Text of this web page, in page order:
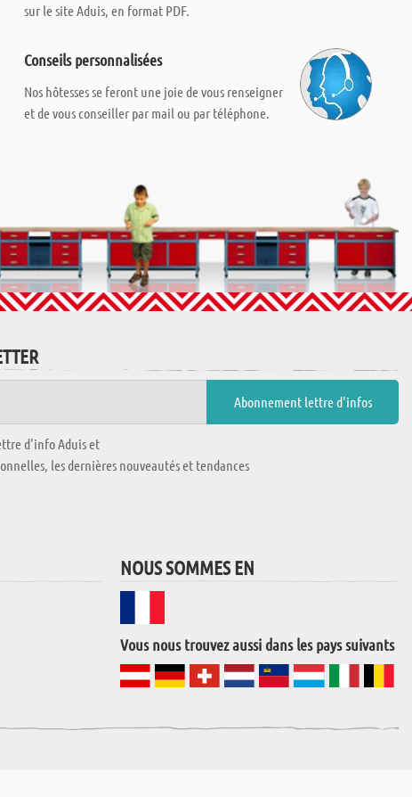
sur le site Aduis, en format PDF.
Conseils personnalisées
Nos hôtesses se feront une joie de vous renseigner
et de vous conseiller par mail ou par téléphone.
d'info Aduis et
les dernières nouveautés et tendances
NOUS SOMMES EN
Vous nous trouvez aussi dans les pays suivants